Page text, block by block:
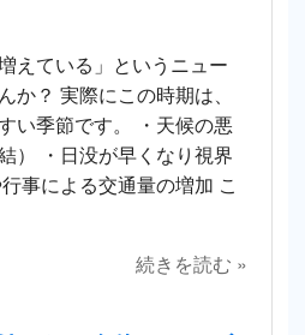
えている」というニュー
か？ 実際にこの時期は、
い季節です。 ・天候の悪
） ・日没が早くなり視界
事による交通量の増加 こ
続きを読む »